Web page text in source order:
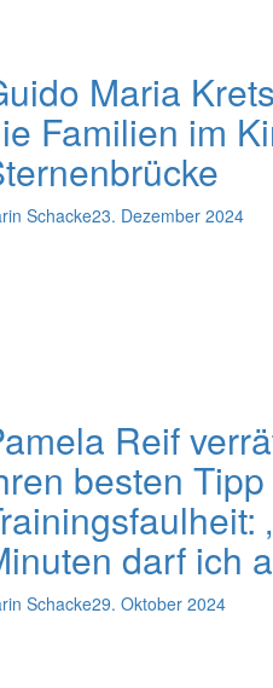
Maria
Familien im
Schacke23. Dezember 2024
Reif
besten
darf ich
Schacke29. Oktober 2024